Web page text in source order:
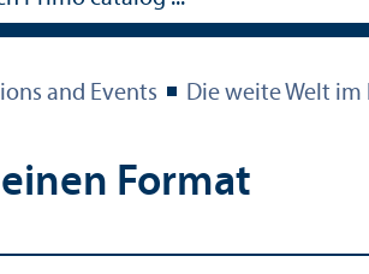
and Events Die weite Welt
Format